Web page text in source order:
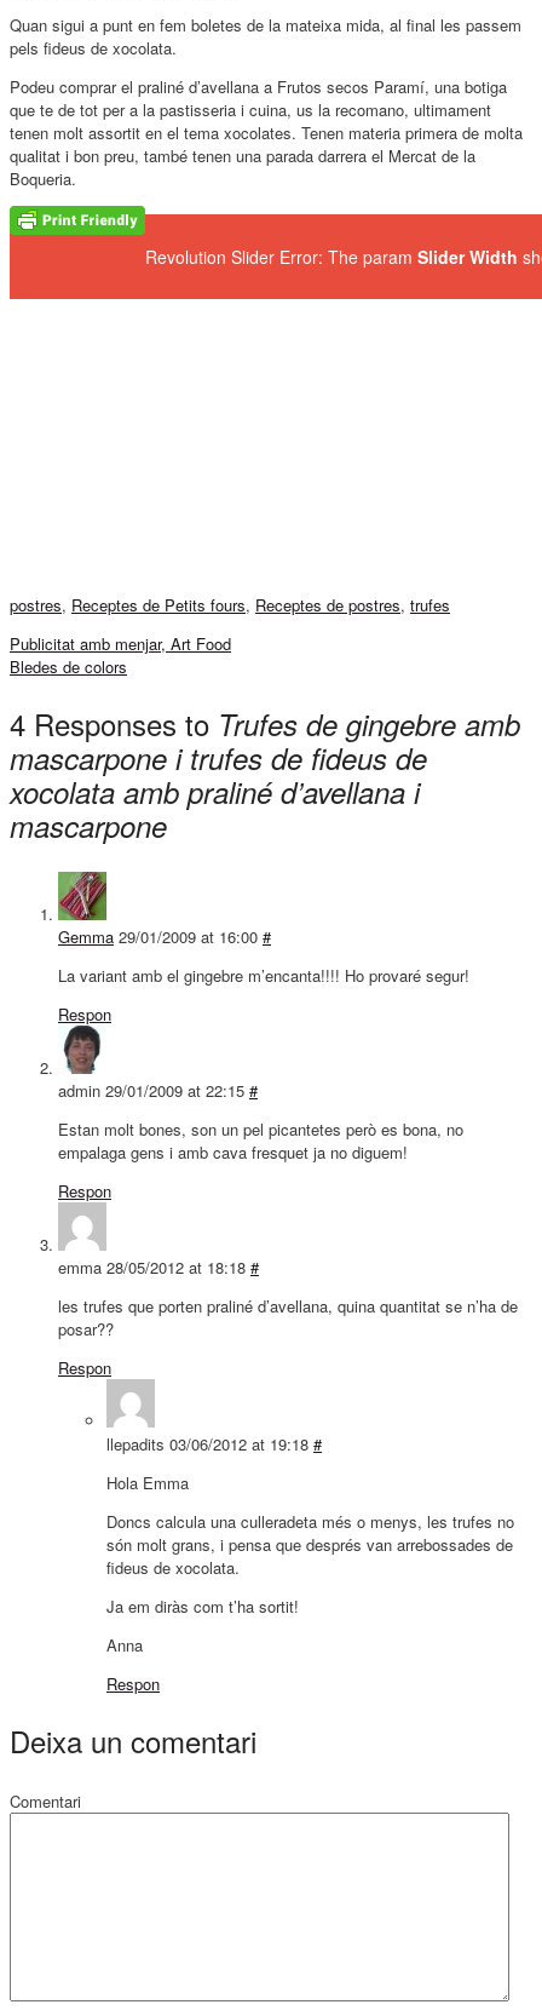
Quan sigui a punt en fem boletes de la mateixa mida, al final les passem
pels fideus de xocolata.
Podeu comprar el praliné d’avellana a Frutos secos Paramí, una botiga
que te de tot per a la pastisseria i cuina, us la recomano, ultimament
tenen molt assortit en el tema xocolates. Tenen materia primera de molta
qualitat i bon preu, també tenen una parada darrera el Mercat de la
Boqueria.
Revolution Slider Error: The param Slider Width
postres, Receptes de Petits fours, Receptes de postres, trufes
Publicitat amb menjar, Art Food
Bledes de colors
4 Responses to Trufes de gingebre amb
mascarpone i trufes de fideus de
xocolata amb praliné d’avellana i
mascarpone
Gemma 29/01/2009 at 16:00 #
La variant amb el gingebre m’encanta!!!! Ho provaré segur!
Respon
admin 29/01/2009 at 22:15 #
Estan molt bones, son un pel picantetes però es bona, no
empalaga gens i amb cava fresquet ja no diguem!
Respon
emma 28/05/2012 at 18:18 #
les trufes que porten praliné d’avellana, quina quantitat se n’ha de
posar??
Respon
llepadits 03/06/2012 at 19:18 #
Hola Emma
Doncs calcula una culleradeta més o menys, les trufes no
són molt grans, i pensa que després van arrebossades de
fideus de xocolata.
Ja em diràs com t’ha sortit!
Anna
Respon
Deixa un comentari
Comentari